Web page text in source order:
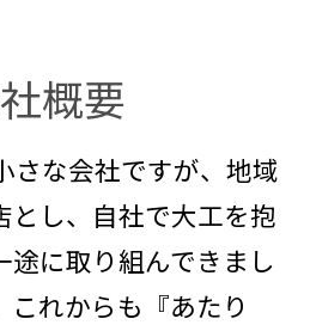
概要
さな会社ですが、地域
とし、自社で大工を抱
途に取り組んできまし
れからも『あたり